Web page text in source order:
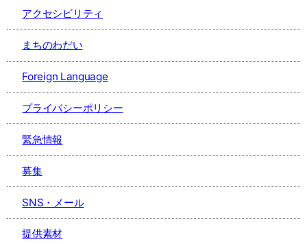
アクセシビリティ
まちのわだい
Foreign Language
プライバシーポリシー
緊急情報
募集
SNS・メール
提供素材